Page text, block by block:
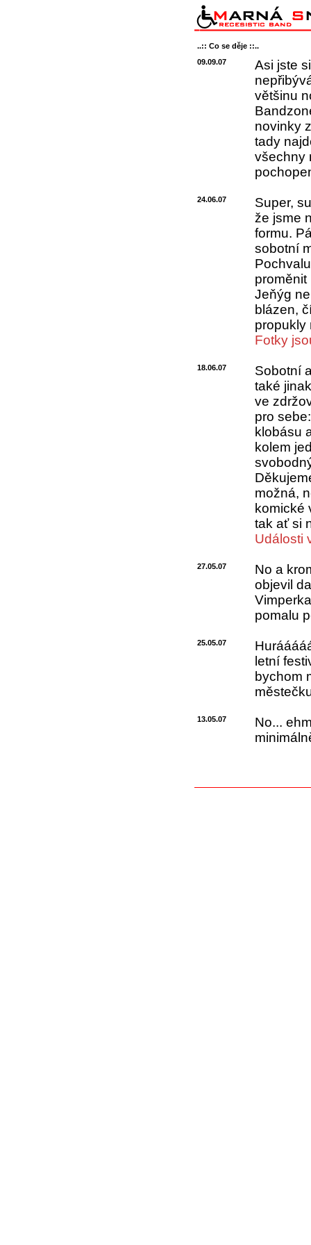
..:: Co se děje ::..
09.09.07
Asi jste
většinu
novinky
tady
všechny
24.06.07
Super,
že jsme
formu.
sobotní
Jeňýg
blázen,
propukly
Fotky
18.06.07
Sobotní
také
ve
pro
klobásu
kolem
možná,
komické
tak ať si
Události
27.05.07
No a
objevil
pomalu
25.05.07
letní
bychom
13.05.07
No...